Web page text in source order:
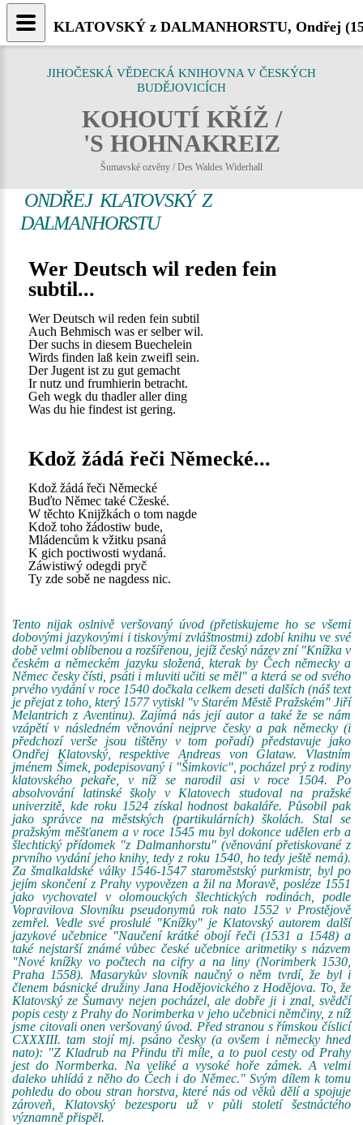
JIHOČESKÁ VĚDECKÁ KNIHOVNA V ČESKÝCH
BUDĚJOVICÍCH
KOHOUTÍ KŘÍŽ /
'S HOHNAKREIZ
Šumavské ozvěny / Des Waldes Widerhall
ONDŘEJ KLATOVSKÝ Z
DALMANHORSTU
Wer Deutsch wil reden fein
subtil...
Wer Deutsch wil reden fein subtil
Auch Behmisch was er selber wil.
Der suchs in diesem Buechelein
Wirds finden laß kein zweifl sein.
Der Jugent ist zu gut gemacht
Ir nutz und frumhierin betracht.
Geh wegk du thadler aller ding
Was du hie findest ist gering.
Kdož žádá řeči Německé...
Kdož žádá řeči Německé
Buďto Němec také Cžeské.
W těchto Knijžkách o tom nagde
Kdož toho žádostiw bude,
Mládencům k vžitku psaná
K gich poctiwosti wydaná.
Záwistiwý odegdi pryč
Ty zde sobě ne nagdess nic.
Tento nijak oslnivě veršovaný úvod (přetiskujeme ho se všemi
dobovými jazykovými i tiskovými zvláštnostmi) zdobí knihu ve své
době velmi oblíbenou a rozšířenou, jejíž český název zní "Knížka v
českém a německém jazyku složená, kterak by Čech německy a
Němec česky čísti, psáti i mluviti učiti se měl" a která se od svého
prvého vydání v roce 1540 dočkala celkem deseti dalších (náš text
je přejat z toho, který 1577 vytiskl "v Starém Městě Pražském" Jiří
Melantrich z Aventinu). Zajímá nás její autor a také že se nám
vzápětí v následném věnování nejprve česky a pak německy (i
předchozí verše jsou tištěny v tom pořadí) představuje jako
Ondřej Klatovský, respektive Andreas von Glataw. Vlastním
jménem Šimek, podepisovaný i "Šimkovic", pocházel prý z rodiny
klatovského pekaře, v níž se narodil asi v roce 1504. Po
absolvování latinské školy v Klatovech studoval na pražské
univerzitě, kde roku 1524 získal hodnost bakaláře. Působil pak
jako správce na městských (partikulárních) školách. Stal se
pražským měšťanem a v roce 1545 mu byl dokonce udělen erb a
šlechtický přídomek "z Dalmanhorstu" (věnování přetiskované z
prvního vydání jeho knihy, tedy z roku 1540, ho tedy ještě nemá).
Za šmalkaldské války 1546-1547 staroměstský purkmistr, byl po
jejím skončení z Prahy vypovězen a žil na Moravě, posléze 1551
jako vychovatel v olomouckých šlechtických rodinách, podle
Vopravilova Slovníku pseudonymů rok nato 1552 v Prostějově
zemřel. Vedle své proslulé "Knížky" je Klatovský autorem další
jazykové učebnice "Naučení krátké obojí řeči (1531 a 1548) a
také nejstarší známé vůbec české učebnice aritmetiky s názvem
"Nové knížky vo počtech na cifry a na liny (Norimberk 1530,
Praha 1558). Masarykův slovník naučný o něm tvrdí, že byl i
členem básnické družiny Jana Hodějovického z Hodějova. To, že
Klatovský ze Šumavy nejen pocházel, ale dobře ji i znal, svědčí
popis cesty z Prahy do Norimberka v jeho učebnici němčiny, z níž
jsme citovali onen veršovaný úvod. Před stranou s římskou číslicí
CXXXIII. tam stojí mj. psáno česky (a ovšem i německy hned
nato): "Z Kladrub na Přindu tři míle, a to puol cesty od Prahy
jest do Normberka. Na veliké a vysoké hoře zámek. A velmi
daleko uhlídá z něho do Čech i do Němec." Svým dílem k tomu
pohledu do obou stran horstva, které nás od věků dělí a spojuje
zároveň, Klatovský bezesporu už v půli století šestnáctého
významně přispěl.
KLATOVSKÝ z DALMANHORSTU, Ondřej